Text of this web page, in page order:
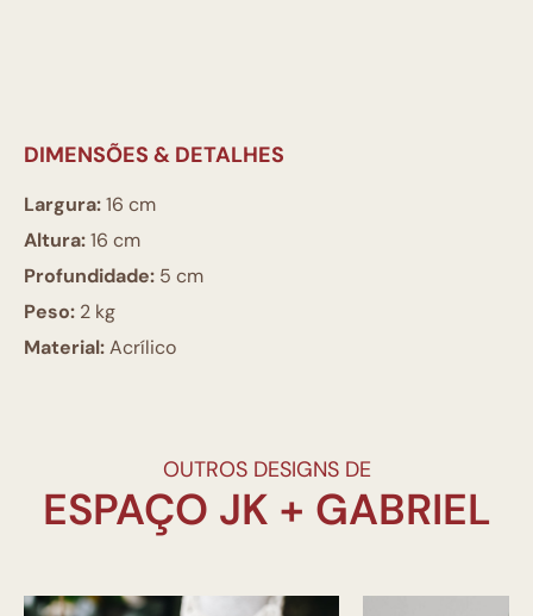
DIMENSÕES & DETALHES
Largura:16 cm
Altura:16 cm
Profundidade: 5 cm
Peso: 2 kg
Material:Acrílico
OUTROS DESIGNS DE